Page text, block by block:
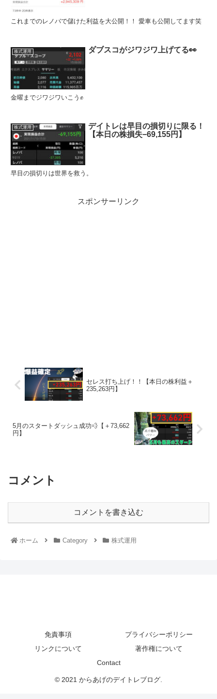
これまでのレノバで儲けた利益を大公開！！ 愛車も公開してます笑
株式運用 ダブスコがジワジワ上げてる👀
金曜までジワジワいこう✊
株式運用
デイトレは早目の損切りに限る！
【本日の株損失−69,155円】
早目の損切りは世界を救う。
スポンサーリンク
セレス打ち上げ！！【本日の株利益＋
235,263円】
5月のスタートダッシュ成功💨【＋73,662
円】
コメント
コメントを書き込む
ホーム Category 株式運用
免責事項
プライバシーポリシー
リンクについて
著作権について
Contact
© 2021 からあげのデイトレブログ.